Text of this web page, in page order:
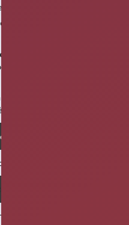
le format du contenu
soigneusement
pas de beaucoup de
mt, elle peut à priori
le device.
:
: